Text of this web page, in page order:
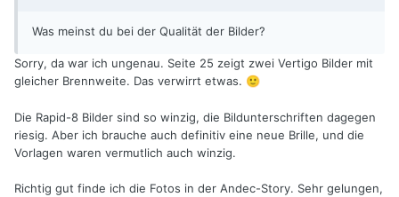
Was meinst du bei der Qualität der Bilder?
Sorry, da war ich ungenau. Seite 25 zeigt zwei Vertigo Bilder mit
gleicher Brennweite. Das verwirrt etwas. 🙂
Die Rapid-8 Bilder sind so winzig, die Bildunterschriften dagegen
riesig. Aber ich brauche auch definitiv eine neue Brille, und die
Vorlagen waren vermutlich auch winzig.
Richtig gut finde ich die Fotos in der Andec-Story. Sehr gelungen,